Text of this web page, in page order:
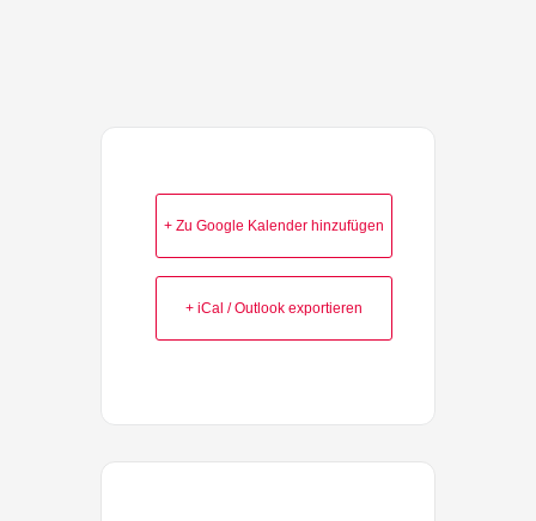
+ Zu Google Kalender hinzufügen
+ iCal / Outlook exportieren